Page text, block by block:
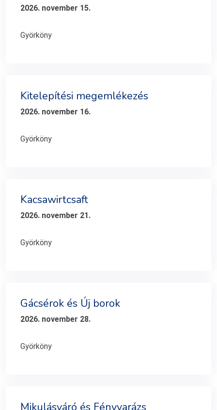
2026. november 15.
Györköny
Kitelepítési megemlékezés
2026. november 16.
Györköny
Kacsawirtcsaft
2026. november 21.
Györköny
Gácsérok és Új borok
2026. november 28.
Györköny
Mikulásváró és Fényvarázs